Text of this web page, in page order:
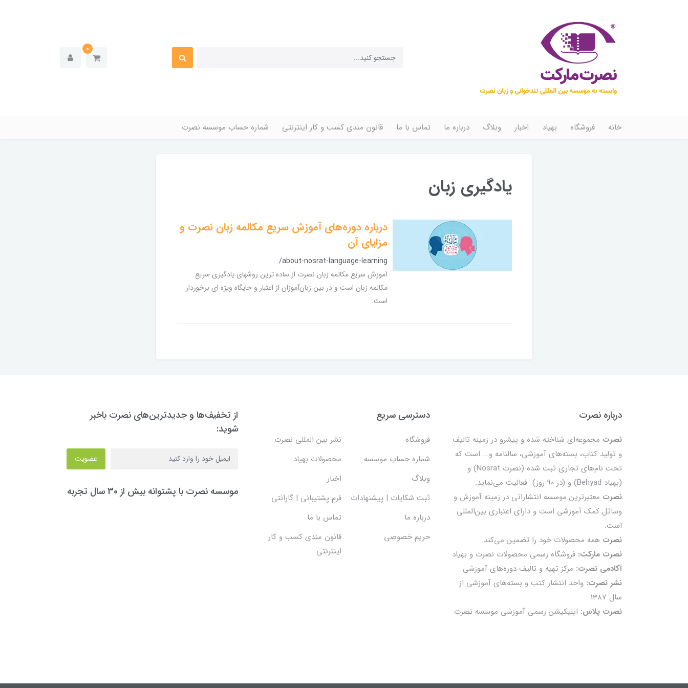
0
خانه فروشگاه بهیاد اخبار وبلاگ درباره ما تماس با ما قانون مندی کسب و کار اینترنتی شماره حساب موسسه نصرت
یادگیری زبان
درباره دوره‌های آموزش سریع مکالمه زبان نصرت و
مزایای آن
/about-nosrat-language-learning
آموزش سریع مکالمه زبان نصرت از ساده ترین روشهای یادگیری سریع
مكالمه زبان است و در بین زبان‌آموزان از اعتبار و جایگاه ویژه ای برخوردار
است.
درباره نصرت
نصرت مجموعه‌ای شناخته شده و پیشرو در زمینه تالیف
و تولید کتاب، بسته‌های آموزشی، سالنامه و... است که
تحت نام‌های تجاری ثبت شده (نصرت Nosrat) و
(بهیاد Behyad) و (در 90 روز) فعالیت می‌نماید.
نصرت معتبرترین موسسه انتشاراتی در زمینه آموزش و
وسائل کمک آموزشی است و دارای اعتباری بین‌المللی
است.
نصرت همه محصولات خود را تضمين می‌كند.
نصرت مارکت:فروشگاه رسمی محصولات نصرت و بهیاد
آکادمی نصرت: مرکز تهیه و تالیف دوره‌های آموزشی
نشر نصرت:واحد انتشار کتب و بسته‌های آموزشی از
سال 1387
نصرت پلاس: اپلیکیشن رسمی آموزشی موسسه نصرت
دسترسی سریع
فروشگاه
نشر بین المللی نصرت
شماره حساب موسسه
محصولات بهیاد
وبلاگ
اخبار
ثبت شکایات | پیشنهادات
فرم پشتیبانی | گارانتی
درباره ما
تماس با ما
حریم خصوصی
قانون مندی کسب و کار
اینترنتی
از تخفیف‌ها و جدیدترین‌های نصرت باخبر
شوید:
عضویت
موسسه نصرت با پشتوانه بیش از 30 سال تجربه